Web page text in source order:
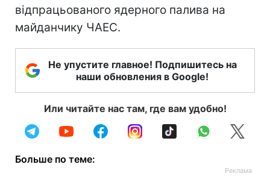
відпрацьованого ядерного палива на
майданчику ЧАЕС.
Не упустите главное! Подпишитесь на
наши обновления в Google!
Или читайте нас там, где вам удобно!
Больше по теме: